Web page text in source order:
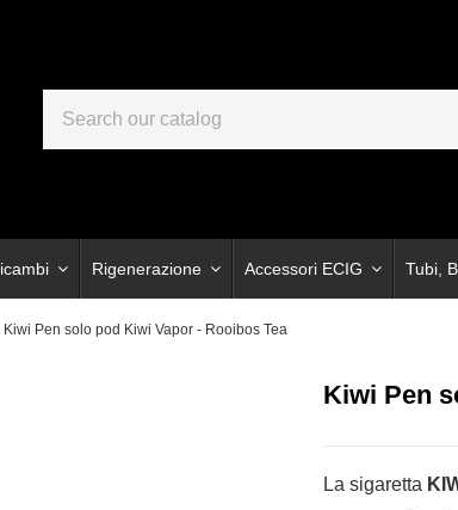
Rigenerazione Accessori ECIG Tubi,
Kiwi Pen solo pod Kiwi Vapor - Rooibos Tea
Kiwi Pen
La sigaretta